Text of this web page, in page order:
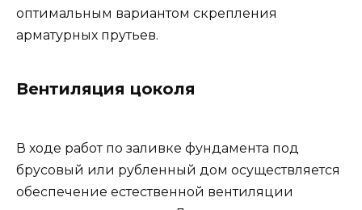
оптимальным вариантом скрепления
арматурных прутьев.
Вентиляция цоколя
В ходе работ по заливке фундамента под
брусовый или рубленный дом осуществляется
обеспечение естественной вентиляции